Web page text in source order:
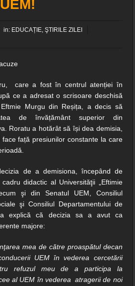
și țigări confiscate
compresie pentru alergare
in: EDUCAȚIE,ŞTIRILE ZILEI
care a fost în centrul atenției în
ce a adresat o scrisoare deschisă
Eftmie Murgu din Reșița, a decis să
de învățământ superior din
Roratu a hotărât să își dea demisia,
față presiunilor constante la care
de a demisiona, începând de
didactic al Universităţii „Eftimie
şi din Senatul UEM, Consiliul
şi Consiliul Departamentului de
explică că decizia sa a avut ca
majore:
mea de către proaspătul decan
UEM în vederea cercetării
refuzul meu de a participa la
al UEM în vederea atragerii de noi